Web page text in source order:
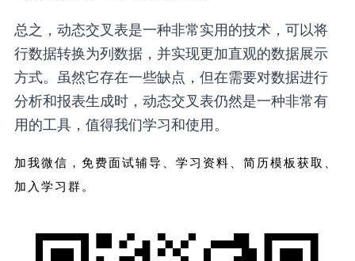
总之，动态交叉表是一种非常实用的技术，可以将
行数据转换为列数据，并实现更加直观的数据展示
方式。虽然它存在一些缺点，但在需要对数据进行
分析和报表生成时，动态交叉表仍然是一种非常有
用的工具，值得我们学习和使用。
加我微信，免费面试辅导、学习资料、简历模板获取、
加入学习群。